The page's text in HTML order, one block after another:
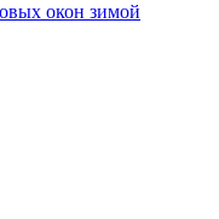
окон зимой